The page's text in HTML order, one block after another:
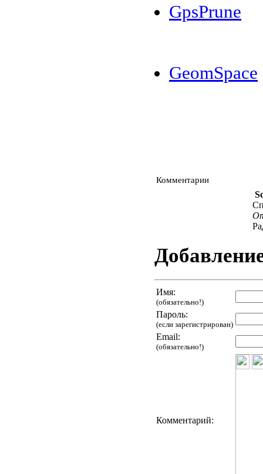
GpsPrune
GeomSpace
Комментарии
Имя:
(обязательно!)
Пароль:
(если зарегистрирован)
Email:
(обязательно!)
Комментарий: